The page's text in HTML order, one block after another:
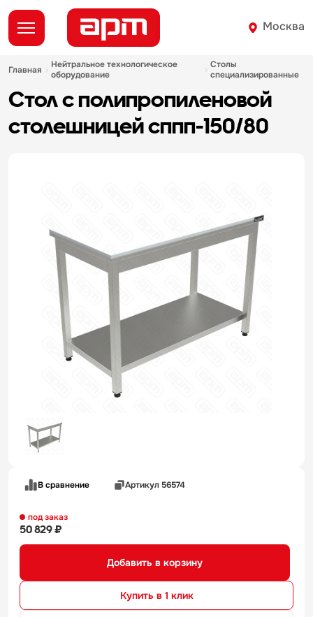
Москва
главная
нейтральное технологическое
оборудование
столы
специализированные
стол с полипропиленовой
столешницей сппп-150/80
В сравнение Артикул 56574
под заказ
50 829 ₽
Добавить в корзину
Купить в 1 клик